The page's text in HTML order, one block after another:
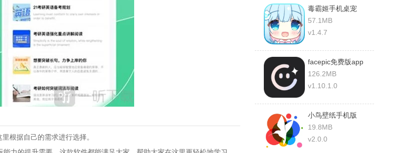
根据自己的需求进行选择。
毒霸姬手机桌宠
57.1MB
v1.4.7
facepic免费版app
126.2MB
v1.10.1.0
小鸟壁纸手机版
19.8MB
v2.0.0